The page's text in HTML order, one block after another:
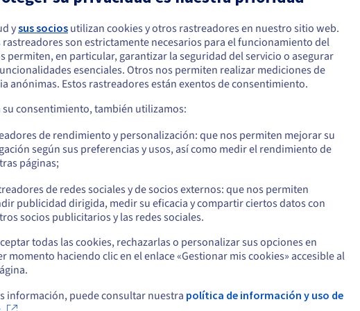
Automatización de herramientas
para los equipos de desarrollo
Gracias a la automatización de tareas
recurrentes a través de scripts y comandos,
sus equipos de desarrollo podrán
concentrarse en su actividad principal.
Además, la solución admite múltiples
lenguajes de programación, como PHP,
Python y Ruby.
Interfaz
Plesk ofrece
que facilita
sin
avanzados,
de la URL que le haya proporcionado su proveedor de hosting. Puede
tener a mano las claves de conexión.
sitios web desde un mismo lugar. Haga clic en «Sitios web y
el dominio indicando las carpetas raíz y, si lo necesita, configure el DNS.
que está ubicado en Estados Unidos
hacer un pedido desde Estados Unidos, deberá buscar el sitio web
y crear una cuenta.
us.ovhcloud.com/
Inglés USD - $
Permanezca en el sitio web actual
otro sitio web
ysus socios utilizan cookies y otros rastreadores en nuestro sitio web.
rastreadores son estrictamente necesarios para el funcionamiento del
permiten, en particular, garantizar la seguridad del servicio o asegurar
esenciales. Otros nos permiten realizar mediciones de
anónimas. Estos rastreadores están exentos de consentimiento.
su consentimiento, también utilizamos:
de rendimiento y personalización: que nos permiten mejorar su
según sus preferencias y usos, así como medir el rendimiento de
páginas;
de redes sociales y de socios externos: que nos permiten
publicidad dirigida, medir su eficacia y compartir ciertos datos con
socios publicitarios y las redes sociales.
todas las cookies, rechazarlas o personalizar sus opciones en
momento haciendo clic en el enlace «Gestionar mis cookies» accesible al
información, puede consultar nuestra política de información y uso de